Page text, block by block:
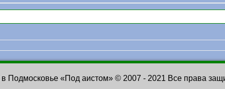
Подмосковье «Под аистом» © 2007 - 2021 Все права